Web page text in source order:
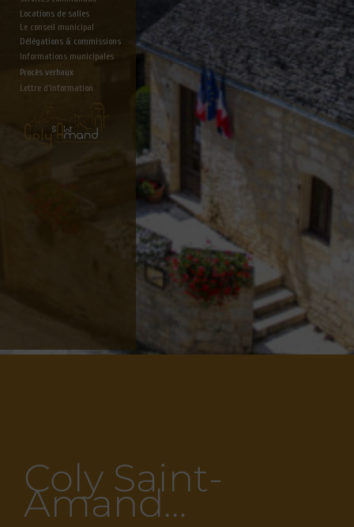
Locations de salles
Le conseil municipal
Délégations & commissions
Informations municipales
Lettre d'information
Procès verbaux
Coly Saint-
Amand…